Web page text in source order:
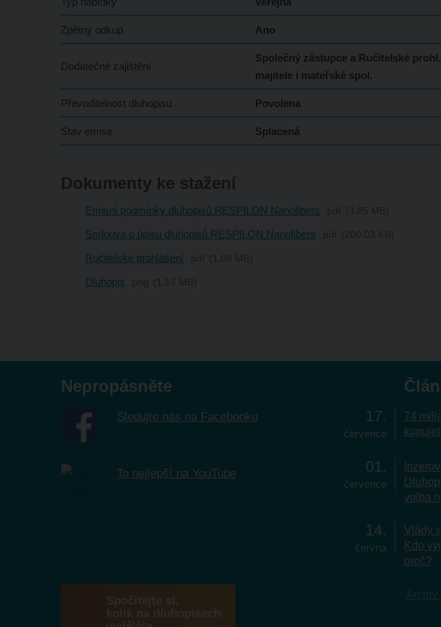
Zpětný odkup Ano
Dodatečné zajištění
Společný zástupce a Ručitelské prohl.
majitele i mateřské spol.
Převoditelnost dluhopisu Povolena
Stav emise Splacená
Dokumenty ke stažení
Emisní podmínky dluhopisů RESPILON Nanofibers
Smlouva o úpisu dluhopisů RESPILON Nanofibers
Ručitelské prohlášení
Dluhopis
Nepropásněte
Sledujte nás na Facebooku
To nejlepší na YouTube
Spočítejte si,
kolik na dluhopisech
17
července
74
01
července
volba
14
června
Vlády
Kdo
proč?